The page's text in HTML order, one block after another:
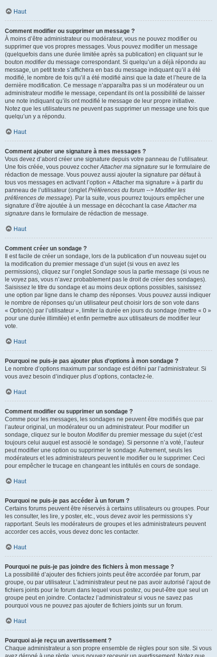
Haut
Comment modifier ou supprimer un message ?
À moins d’être administrateur ou modérateur, vous ne pouvez modifier ou
supprimer que vos propres messages. Vous pouvez modifier un message
(quelquefois dans une durée limitée après sa publication) en cliquant sur le
bouton modifierdu message correspondant. Si quelqu’un a déjà répondu au
message, un petit texte s’affichera en bas du message indiquant qu’il a été
modifié, le nombre de fois qu’il a été modifié ainsi que la date et l’heure de la
dernière modification. Ce message n’apparaîtra pas si un modérateur ou un
administrateur modifie le message, cependant ils ont la possibilité de laisser
une note indiquant qu’ils ont modifié le message de leur propre initiative.
Notez que les utilisateurs ne peuvent pas supprimer un message une fois que
quelqu’un y a répondu.
Haut
Comment ajouter une signature à mes messages ?
Vous devez d’abord créer une signature depuis votre panneau de l’utilisateur.
Une fois créée, vous pouvez cocherAttacher ma signature sur le formulaire de
rédaction de message. Vous pouvez aussi ajouter la signature par défaut à
tous vos messages en activant l’option « Attacher ma signature » à partir du
panneau de l’utilisateur (ongletPréférences du forum --> Modifier les
préférences de message). Par la suite, vous pourrez toujours empêcher une
signature d’être ajoutée à un message en décochant la caseAttacher ma
signature dans le formulaire de rédaction de message.
Haut
Comment créer un sondage ?
Il est facile de créer un sondage, lors de la publication d’un nouveau sujet ou
la modification du premier message d’un sujet (si vous en avez les
permissions), cliquez sur l’ongletSondage sous la partie message (si vous ne
le voyez pas, vous n’avez probablement pas le droit de créer des sondages).
Saisissez le titre du sondage et au moins deux options possibles, saisissez
une option par ligne dans le champ des réponses. Vous pouvez aussi indiquer
le nombre de réponses qu’un utilisateur peut choisir lors de son vote dans
« Option(s) par l’utilisateur », limiter la durée en jours du sondage (mettre « 0 »
pour une durée illimitée) et enfin permettre aux utilisateurs de modifier leur
vote.
Haut
Pourquoi ne puis-je pas ajouter plus d’options à mon sondage ?
Le nombre d’options maximum par sondage est défini par l’administrateur. Si
vous avez besoin d’indiquer plus d’options, contactez-le.
Haut
Comment modifier ou supprimer un sondage ?
Comme pour les messages, les sondages ne peuvent être modifiés que par
l’auteur original, un modérateur ou un administrateur. Pour modifier un
sondage, cliquez sur le bouton Modifierdu premier message du sujet (c’est
toujours celui auquel est associé le sondage). Si personne n’a voté, l’auteur
peut modifier une option ou supprimer le sondage. Autrement, seuls les
modérateurs et les administrateurs peuvent le modifier ou le supprimer. Ceci
pour empêcher le trucage en changeant les intitulés en cours de sondage.
Haut
Pourquoi ne puis-je pas accéder à un forum ?
Certains forums peuvent être réservés à certains utilisateurs ou groupes. Pour
les consulter, les lire, y poster, etc., vous devez avoir les permissions s’y
rapportant. Seuls les modérateurs de groupes et les administrateurs peuvent
accorder ces accès, vous devez donc les contacter.
Haut
Pourquoi ne puis-je pas joindre des fichiers à mon message ?
La possibilité d’ajouter des fichiers joints peut être accordée par forum, par
groupe, ou par utilisateur. L’administrateur peut ne pas avoir autorisé l’ajout de
fichiers joints pour le forum dans lequel vous postez, ou peut-être que seul un
groupe peut en joindre. Contactez l’administrateur si vous ne savez pas
pourquoi vous ne pouvez pas ajouter de fichiers joints sur un forum.
Haut
Pourquoi ai-je reçu un avertissement ?
Chaque administrateur a son propre ensemble de règles pour son site. Si vous